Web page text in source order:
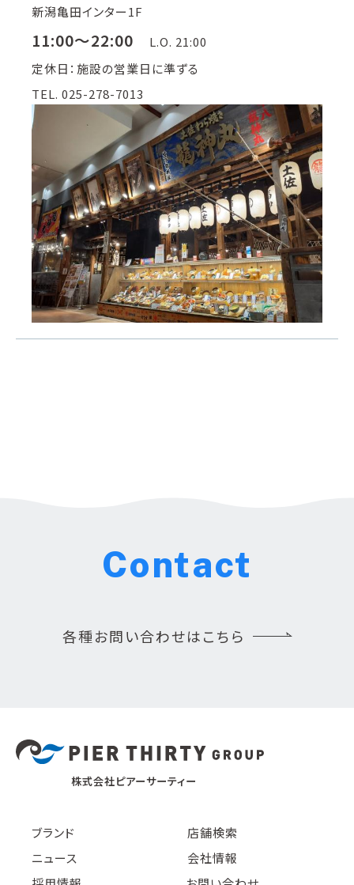
新潟亀田インター1F
11:00～22:00
L.O. 21:00
定休日：施設の営業日に準ずる
TEL. 025-278-7013
Contact
各種お問い合わせはこちら
株式会社ピアーサーティー
ブランド
店舗検索
ニュース
会社情報